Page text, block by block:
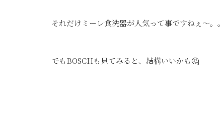
それだけミーレ食洗器が人気って事ですねぇ～。
でもBOSCHも見てみると、結構いいかも🤔